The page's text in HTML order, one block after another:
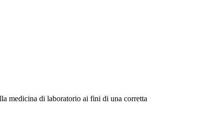
medicina di laboratorio ai fini di una corretta